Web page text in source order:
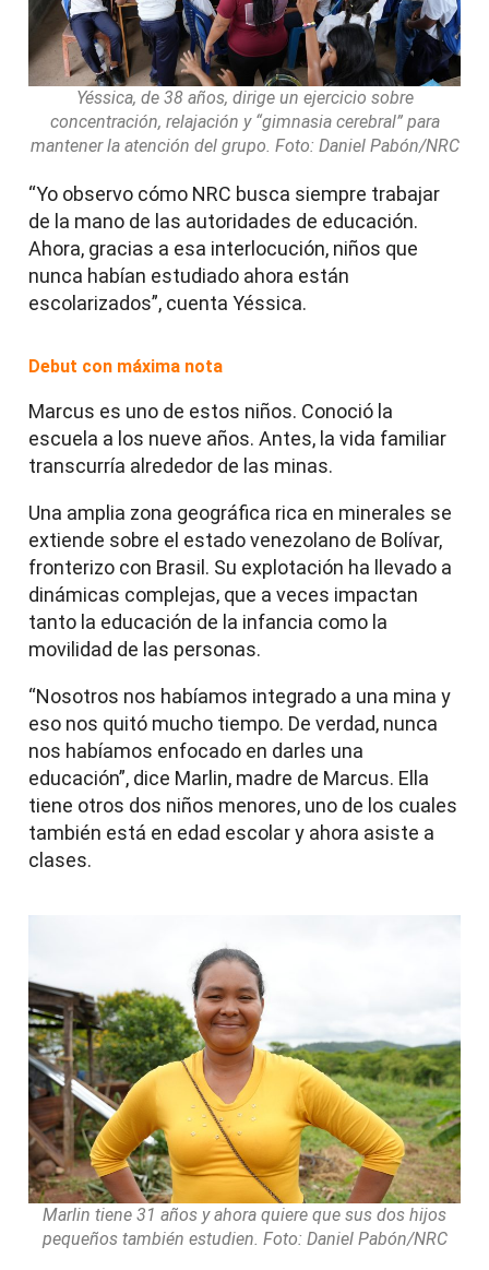
Yéssica, de 38 años, dirige un ejercicio sobre
concentración, relajación y “gimnasia cerebral” para
mantener la atención del grupo. Foto: Daniel Pabón/NRC
“Yo observo cómo NRC busca siempre trabajar
de la mano de las autoridades de educación.
Ahora, gracias a esa interlocución, niños que
nunca habían estudiado ahora están
escolarizados”, cuenta Yéssica.
Debut con máxima nota
Marcus es uno de estos niños. Conoció la
escuela a los nueve años. Antes, la vida familiar
transcurría alrededor de las minas.
Una amplia zona geográfica rica en minerales se
extiende sobre el estado venezolano de Bolívar,
fronterizo con Brasil. Su explotación ha llevado a
dinámicas complejas, que a veces impactan
tanto la educación de la infancia como la
movilidad de las personas.
“Nosotros nos habíamos integrado a una mina y
eso nos quitó mucho tiempo. De verdad, nunca
nos habíamos enfocado en darles una
educación”, dice Marlin, madre de Marcus. Ella
tiene otros dos niños menores, uno de los cuales
también está en edad escolar y ahora asiste a
clases.
Marlin tiene 31 años y ahora quiere que sus dos hijos
pequeños también estudien. Foto: Daniel Pabón/NRC